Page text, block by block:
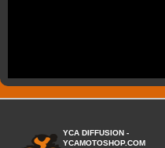
YCA DIFFUSION -
YCAMOTOSHOP.COM